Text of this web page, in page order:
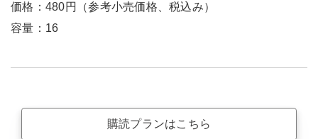
価格：480円（参考小売価格、税込み）
容量：16
購読プランはこちら